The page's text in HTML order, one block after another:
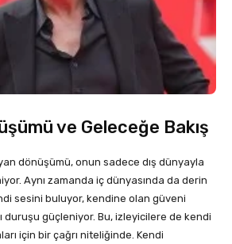
ve Geleceğe Bakış
dönüşümü, onun sadece dış dünyayla
Aynı zamanda iç dünyasında da derin
sesini buluyor, kendine olan güveni
duruşu güçleniyor. Bu, izleyicilere de kendi
için bir çağrı niteliğinde. Kendi